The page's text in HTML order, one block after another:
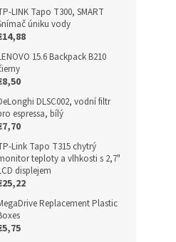
LINK Tapo T300, SMART
úniku vody
15.6 Backpack B210
DLSC002, vodní filtr
espressa, bílý
Link Tapo T315 chytrý
teploty a vlhkosti s 2,7"
displejem
Replacement Plastic